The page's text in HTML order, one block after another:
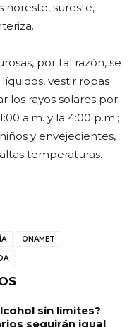
noreste, sureste,
por tal razón, se
vestir ropas
los rayos solares por
a.m. y la 4:00 p.m.;
y envejecientes,
temperaturas.
ONAMET
sin límites?
seguirán igual